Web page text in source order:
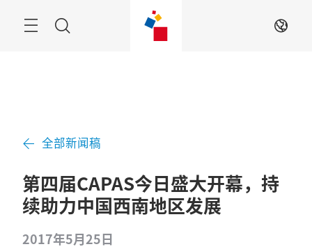
菜
ZH
全部新闻稿
第四届CAPAS今日盛大开幕，持
续助力中国西南地区发展
2017年5月25日